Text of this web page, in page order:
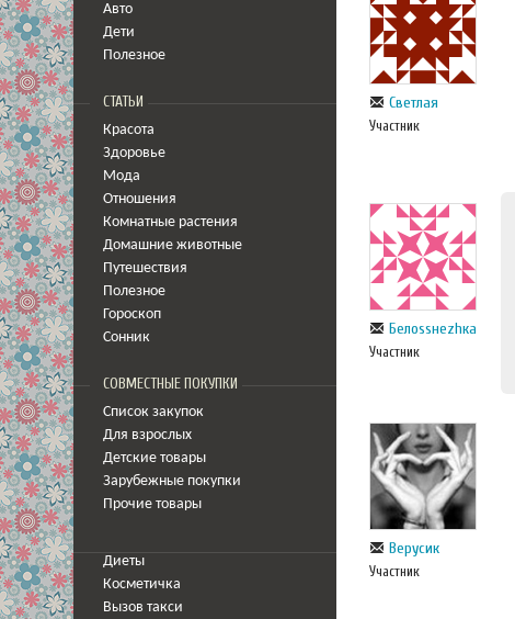
Авто
Дети
Полезное
СТАТЬИ
Красота
Здоровье
Мода
Отношения
Комнатные растения
Домашние животные
Путешествия
Полезное
Гороскоп
Сонник
СОВМЕСТНЫЕ ПОКУПКИ
Список закупок
Для взрослых
Детские товары
Зарубежные покупки
Прочие товары
Диеты
Косметичка
Вызов такси
Светлая
Участник
Белоssнеzhка
Участник
Верусик
Участник